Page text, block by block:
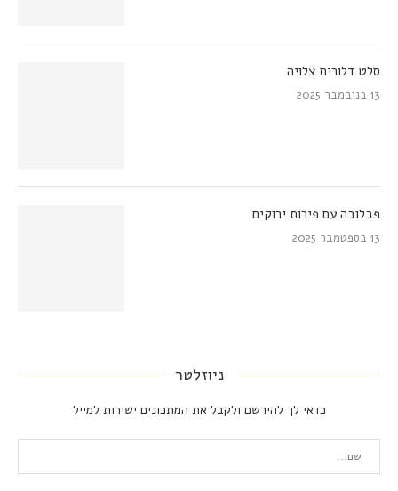
סלט דלורית צלויה
13 בנובמבר 2025
פבלובה עם פירות ירוקים
13 בספטמבר 2025
ניוזלטר
כדאי לך להירשם ולקבל את המתכונים ישירות למייל